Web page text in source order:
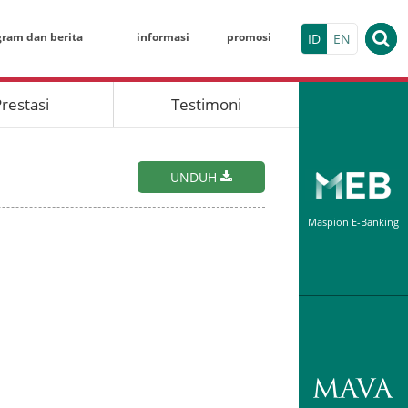
dan berita informasi promosi ID EN
Testimoni
UNDUH
Maspion E-Banking
Deposito
Nominal
Jangka Waktu
HASIL